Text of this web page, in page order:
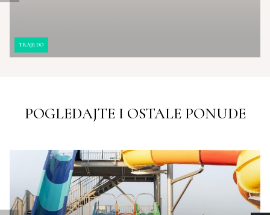
TRAJE DO
POGLEDAJTE I OSTALE PONUDE